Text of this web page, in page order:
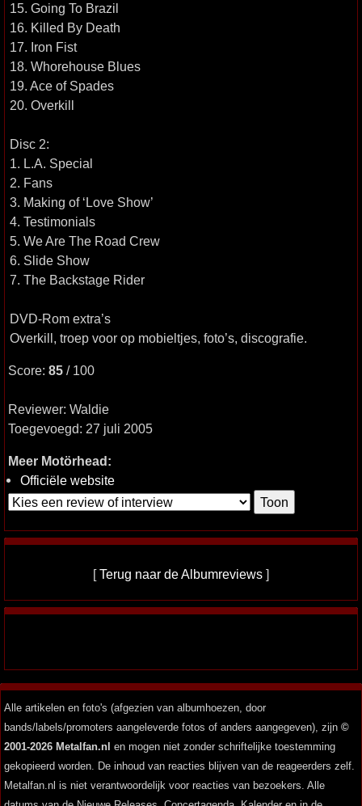
15. Going To Brazil
16. Killed By Death
17. Iron Fist
18. Whorehouse Blues
19. Ace of Spades
20. Overkill
Disc 2:
1. L.A. Special
2. Fans
3. Making of ‘Love Show’
4. Testimonials
5. We Are The Road Crew
6. Slide Show
7. The Backstage Rider
DVD-Rom extra’s
Overkill, troep voor op mobieltjes, foto’s, discografie.
Score: 85 / 100
Reviewer: Waldie
Toegevoegd: 27 juli 2005
Meer Motörhead:
Officiële website
[Terug naar de Albumreviews ]
Alle artikelen en foto's (afgezien van albumhoezen, door
bands/labels/promoters aangeleverde fotos of anders aangegeven), zijn ©
2001-2026 Metalfan.nl en mogen niet zonder schriftelijke toestemming
gekopieerd worden. De inhoud van reacties blijven van de reageerders zelf.
Metalfan.nl is niet verantwoordelijk voor reacties van bezoekers. Alle